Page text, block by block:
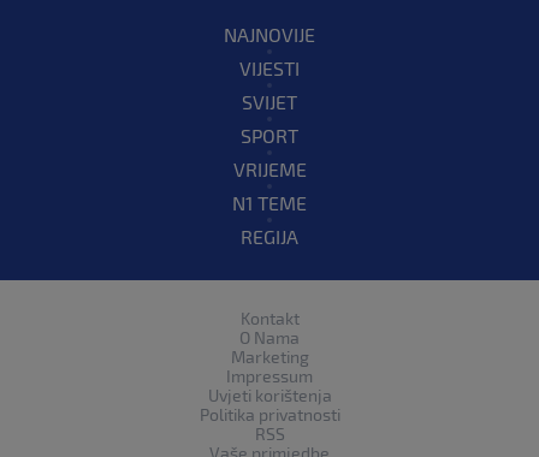
NAJNOVIJE
VIJESTI
SVIJET
SPORT
VRIJEME
N1 TEME
REGIJA
Kontakt
O Nama
Marketing
Impressum
Uvjeti korištenja
Politika privatnosti
RSS
Vaše primjedbe